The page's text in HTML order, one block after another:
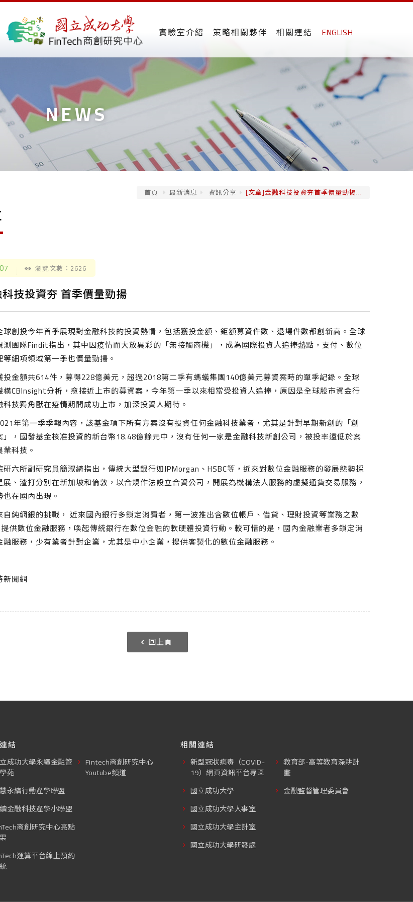
實驗室介紹 策略相關夥伴 相關連結 ENGLISH
NEWS
首頁 最新消息 資訊分享 [文章]金融科技投資夯首季價量勁揚...
瀏覽次數：2626
技投資夯 首季價量勁揚
創投今年首季展現對金融科技的投資熱情，包括獲投金額、鉅額募資件數、退場件數都創新高。全球
測團隊Findit指出，其中因疫情而大放異彩的「無接觸商機」，成為國際投資人追捧熱點，支付、數位
細項領域第一季也價量勁揚。
金額共614件，募得228億美元，超過2018第二季有螞蟻集團140億美元募資案時的單季記錄。全球
CBInsight分析，愈接近上市的募資案，今年第一季以來相當受投資人追捧，原因是全球股市資金行
技獨角獸在疫情期間成功上市，加深投資人期待。
年第一季季報內容，該基金項下所有方案沒有投資任何金融科技業者，尤其是針對早期新創的「創
」，國發基金核准投資的新台幣18.48億餘元中，沒有任何一家是金融科技新創公司，被投率遠低於案
科技。
六所副研究員簡淑綺指出，傳統大型銀行如JPMorgan、HSBC等，近來對數位金融服務的發展態勢採
、渣打分別在新加坡和倫敦，以合規作法設立合資公司，開展為機構法人服務的虛擬通貨交易服務，
在國內出現。
純網銀的挑戰， 近來國內銀行多鎖定消費者，第一波推出含數位帳戶、借貸、理財投資等業務之數
供數位金融服務，喚起傳統銀行在數位金融的軟硬體投資行動。較可惜的是，國內金融業者多鎖定消
服務，少有業者針對企業，尤其是中小企業，提供客製化的數位金融服務。
新聞網
回上頁
結
成功大學永續金融管
苑
永續行動產學聯盟
金融科技產學小聯盟
商創研究中心亮點
運算平台線上預約
Fintech商創研究中心
Youtube頻道
相關連結
新型冠狀病毒（COVID-
19）網頁資訊平台專區
國立成功大學
國立成功大學人事室
國立成功大學主計室
國立成功大學研發處
教育部-高等教育深耕計
畫
金融監督管理委員會